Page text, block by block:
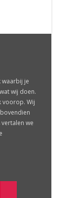
waarbij je
wij doen.
voorop. Wij
we